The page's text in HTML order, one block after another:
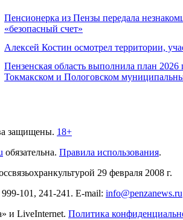
Пенсионерка из Пензы передала
«безопасный счет»
Алексей Костин осмотрел территории,
Пензенская область выполнила план
Токмакском и Пологовском
защищены. 18+
обязательна. Правила использования.
29 февраля 2008 г.
999-101, 241-241 . E-mail: info@penzanews.ru
и LiveInternet. Политика